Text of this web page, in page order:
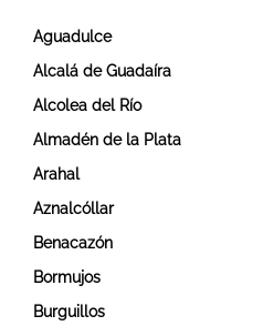
Aguadulce
Alcalá de Guadaíra
Alcolea del Río
Almadén de la Plata
Arahal
Aznalcóllar
Benacazón
Bormujos
Burguillos